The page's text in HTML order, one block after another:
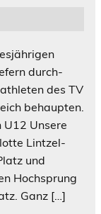
durch-
des TV
behaupten.
U12 Unsere
Lintzel-
und
Hochsprung
Ganz […]